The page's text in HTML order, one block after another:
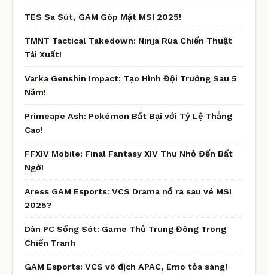
TES Sa Sút, GAM Góp Mặt MSI 2025!
TMNT Tactical Takedown: Ninja Rùa Chiến Thuật
Tái Xuất!
Varka Genshin Impact: Tạo Hình Đội Trưởng Sau 5
Năm!
Primeape Ash: Pokémon Bất Bại với Tỷ Lệ Thắng
Cao!
FFXIV Mobile: Final Fantasy XIV Thu Nhỏ Đến Bất
Ngờ!
Aress GAM Esports: VCS Drama nổ ra sau vé MSI
2025?
Dàn PC Sống Sót: Game Thủ Trung Đông Trong
Chiến Tranh
GAM Esports: VCS vô địch APAC, Emo tỏa sáng!